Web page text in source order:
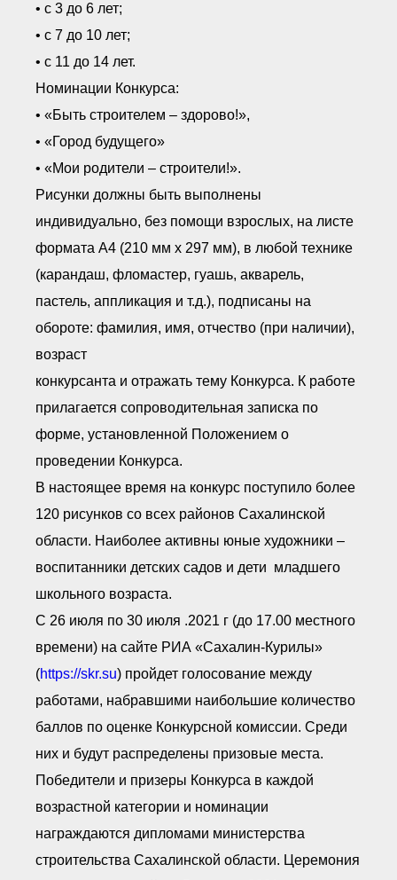
• с 3 до 6 лет;
• с 7 до 10 лет;
• с 11 до 14 лет.
Номинации Конкурса:
• «Быть строителем – здорово!»,
• «Город будущего»
• «Мои родители – строители!».
Рисунки должны быть выполнены
индивидуально, без помощи взрослых, на листе
формата А4 (210 мм x 297 мм), в любой технике
(карандаш, фломастер, гуашь, акварель,
пастель, аппликация и т.д.), подписаны на
обороте: фамилия, имя, отчество (при наличии),
возраст
конкурсанта и отражать тему Конкурса. К работе
прилагается сопроводительная записка по
форме, установленной Положением о
проведении Конкурса.
В настоящее время на конкурс поступило более
120 рисунков со всех районов Сахалинской
области. Наиболее активны юные художники –
воспитанники детских садов и дети младшего
школьного возраста.
С 26 июля по 30 июля .2021 г (до 17.00 местного
времени) на сайте РИА «Сахалин-Курилы»
(https://skr.su) пройдет голосование между
работами, набравшими наибольшие количество
баллов по оценке Конкурсной комиссии. Среди
них и будут распределены призовые места.
Победители и призеры Конкурса в каждой
возрастной категории и номинации
награждаются дипломами министерства
строительства Сахалинской области. Церемония